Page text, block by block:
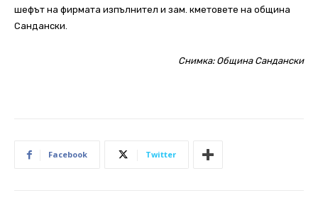
шефът на фирмата изпълнител и зам. кметовете на община
Сандански.
Снимка: Община Сандански
Facebook Twitter